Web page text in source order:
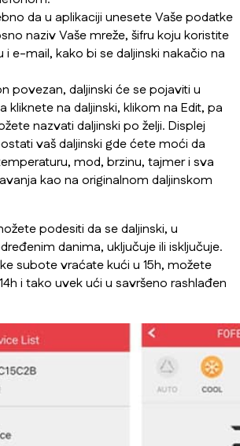
da u aplikaciji unesete Vaše podatke
naziv Vaše mreže, šifru koju koristite
i e-mail, kako bi se daljinski nakačio na
povezan, daljinski će se pojaviti u
kliknete na daljinski, klikom na Edit, pa
nazvati daljinski po želji. Displej
vaš daljinski gde ćete moći da
mod, brzinu, tajmer i sva
kao na originalnom daljinskom
podesiti da se daljinski, u
danima, uključuje ili isključuje.
subote vraćate kući u 15h, možete
i tako uvek ući u savršeno rashlađen